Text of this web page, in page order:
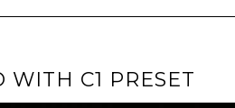
WITH C1 PRESET